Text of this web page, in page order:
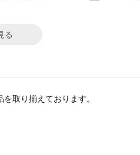
る
を取り揃えております。